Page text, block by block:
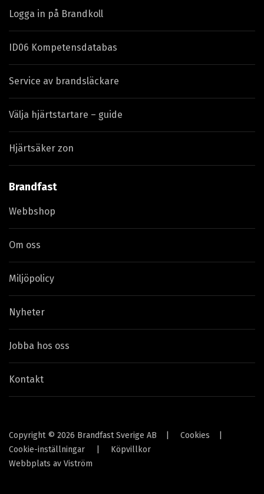
Logga in på Brandkoll
ID06 Kompetensdatabas
Service av brandsläckare
Välja hjärtstartare – guide
Hjärtsäker zon
Brandfast
Webbshop
Om oss
Miljöpolicy
Nyheter
Jobba hos oss
Kontakt
Copyright © 2026 Brandfast Sverige AB Cookies
Cookie-inställningar
Köpvillkor
Webbplats av Viström